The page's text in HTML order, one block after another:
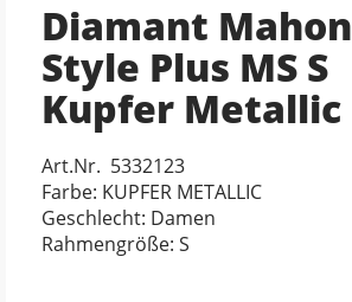
Diamant Mahon
Style Plus MS S
Kupfer Metallic
Art.Nr. 5332123
Farbe: KUPFER METALLIC
Geschlecht: Damen
Rahmengröße: S